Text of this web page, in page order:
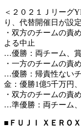
＜２０２１Ｊリーグ
り、代替開催日が設
・双方のチームの責
よる中止
…優勝：両チーム、
・一方のチームの責
…優勝：帰責性ない
金：優勝1億5千万円
・双方のチームの責
…準優勝：両チーム
■ＦＵＪＩ ＸＥＲＯ